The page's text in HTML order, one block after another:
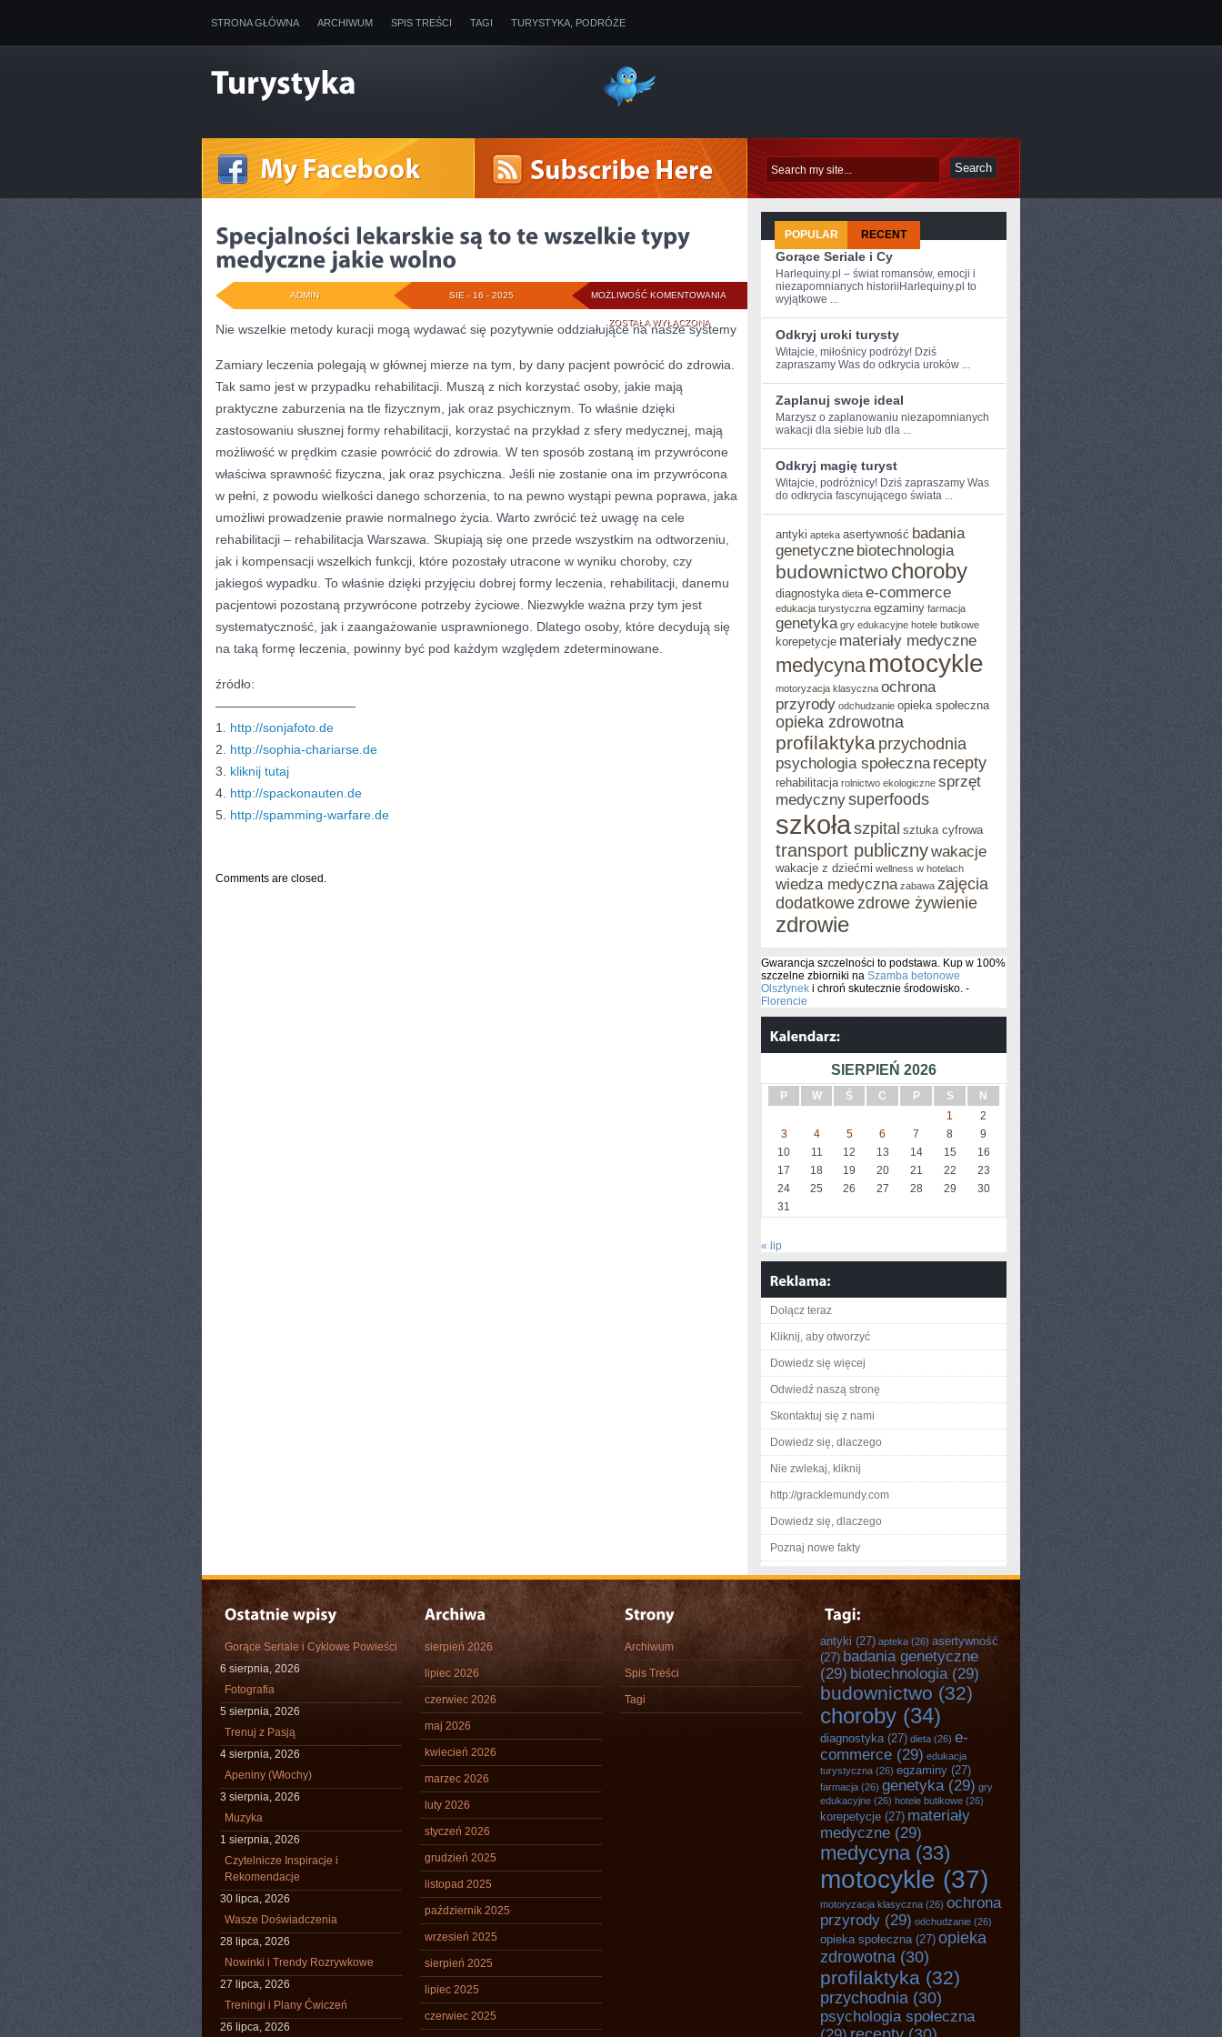
STRONA GŁÓWNA ARCHIWUM SPIS TREŚCI TAGI TURYSTYKA, PODRÓŻE
MOŻLIWOŚĆ KOMENTOWANIA SPECJALNOŚCI
LEKARSKIE
WSZELKIE
TYPY
MEDYCZNE
JAKIE
WOLNO
ZOSTAŁA WYŁĄCZONA
SIE - 16 - 2025
ADMIN
Nie wszelkie metody kuracji mogą wydawać się pozytywnie oddziałujące na nasze systemy
Zamiary leczenia polegają w głównej mierze na tym, by dany pacjent powrócić do zdrowia.
Tak samo jest w przypadku rehabilitacji. Muszą z nich korzystać osoby, jakie mają
praktyczne zaburzenia na tle fizycznym, jak oraz psychicznym. To właśnie dzięki
zastosowaniu słusznej formy rehabilitacji, korzystać na przykład z sfery medycznej, mają
możliwość w prędkim czasie powrócić do zdrowia. W ten sposób zostaną im przywrócone
właściwa sprawność fizyczna, jak oraz psychiczna. Jeśli nie zostanie ona im przywrócona
w pełni, z powodu wielkości danego schorzenia, to na pewno wystąpi pewna poprawa, jaka
umożliwi prowadzenie prawie normalnego życia. Warto zwrócić też uwagę na cele
rehabilitacji – rehabilitacja Warszawa. Skupiają się one przede wszystkim na odtworzeniu,
jak i kompensacji wszelkich funkcji, które pozostały utracone w wyniku choroby, czy
jakiegoś wypadku. To właśnie dzięki przyjęciu dobrej formy leczenia, rehabilitacji, danemu
pacjentowi pozostaną przywrócone potrzeby życiowe. Niezwykle ważna przy tym jest
systematyczność, jak i zaangażowanie usprawnionego. Dlatego osoby, które decydują się
na taką formę leczenia, powinny być pod każdym względem zdeterminowane.
źródło:
———————————
1. http://sonjafoto.de
2. http://sophia-chariarse.de
3. kliknij tutaj
4. http://spackonauten.de
5. http://spamming-warfare.de
Comments are closed.
POPULAR RECENT
Gorące Seriale i Cy
Harlequiny.pl – świat romansów, emocji i
niezapomnianych historiiHarlequiny.pl to
wyjątkowe ...
Odkryj uroki turysty
Witajcie, miłośnicy podróży!⁤ Dziś
zapraszamy Was do odkrycia uroków ...
Zaplanuj swoje ideal
Marzysz o ‍zaplanowaniu⁢ niezapomnianych
wakacji dla siebie lub dla⁣ ...
Odkryj magię turyst
Witajcie, podróżnicy!​ Dziś zapraszamy Was
do ‌odkrycia fascynującego świata​ ...
antyki apteka asertywność badania
genetyczne biotechnologia
budownictwo choroby
diagnostyka dieta e-commerce
edukacja turystyczna egzaminy farmacja
genetyka gry edukacyjne hotele butikowe
korepetycje materiały medyczne
medycyna motocykle
motoryzacja klasyczna ochrona
przyrody odchudzanie opieka społeczna
opieka zdrowotna
profilaktyka przychodnia
psychologia społeczna recepty
rehabilitacja rolnictwo ekologiczne sprzęt
medycznysuperfoods
szkołaszpital sztuka cyfrowa
transport publicznywakacje
wakacje z dziećmi wellness w hotelach
wiedza medyczna zabawa zajęcia
dodatkowezdrowe żywienie
zdrowie
Gwarancja szczelności to podstawa. Kup w 100%
szczelne zbiorniki na Szamba betonowe
Olsztynek i chroń skutecznie środowisko. -
Florencie
SIERPIEŃ 2026
P W Ś C P S
N
1
2
3
4 5 6 7 8
9
10
11 12 13 14 15
16
17
18 19 20 21 22
23
24
25 26 27 28 29
30
31
« lip
Dołącz teraz
Kliknij, aby otworzyć
Dowiedz się więcej
Odwiedź naszą stronę
Skontaktuj się z nami
Dowiedz się, dlaczego
Nie zwlekaj, kliknij
http://gracklemundy.com
Dowiedz się, dlaczego
Poznaj nowe fakty
Gorące Seriale i Cyklowe Powieści
6 sierpnia, 2026
Fotografia
5 sierpnia, 2026
Trenuj z Pasją
4 sierpnia, 2026
Apeniny (Włochy)
3 sierpnia, 2026
Muzyka
1 sierpnia, 2026
Czytelnicze Inspiracje i
Rekomendacje
30 lipca, 2026
Wasze Doświadczenia
28 lipca, 2026
Nowinki i Trendy Rozrywkowe
27 lipca, 2026
Treningi i Plany Ćwiczeń
26 lipca, 2026
sierpień 2026
lipiec 2026
czerwiec 2026
maj 2026
kwiecień 2026
marzec 2026
luty 2026
styczeń 2026
grudzień 2025
listopad 2025
październik 2025
wrzesień 2025
sierpień 2025
lipiec 2025
czerwiec 2025
Archiwum
Spis Treści
Tagi
antyki (27) apteka (26) asertywność
(27) badania genetyczne
(29) biotechnologia (29)
budownictwo (32)
choroby (34)
diagnostyka(27) dieta (26) e-
commerce (29) edukacja
turystyczna (26) egzaminy (27)
farmacja (26) genetyka (29) gry
edukacyjne (26) hotele butikowe (26)
korepetycje (27) materiały
medyczne (29)
medycyna(33)
motocykle (37)
motoryzacja klasyczna (26) ochrona
przyrody (29) odchudzanie (26)
opieka społeczna(27) opieka
zdrowotna (30)
profilaktyka (32)
przychodnia (30)
psychologia społeczna